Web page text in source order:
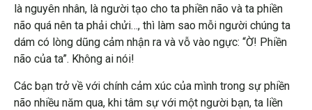
là nguyên nhân, là người tạo cho ta phiền não và ta phiền
não quá nên ta phải chửi…, thì làm sao mỗi người chúng ta
dám có lòng dũng cảm nhận ra và vỗ vào ngực: “Ờ! Phiền
não của ta”. Không ai nói!
Các bạn trở về với chính cảm xúc của mình trong sự phiền
não nhiều năm qua, khi tâm sự với một người bạn, ta liền